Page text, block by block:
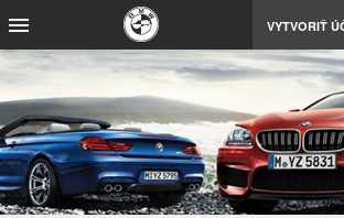
VYTVORIŤ